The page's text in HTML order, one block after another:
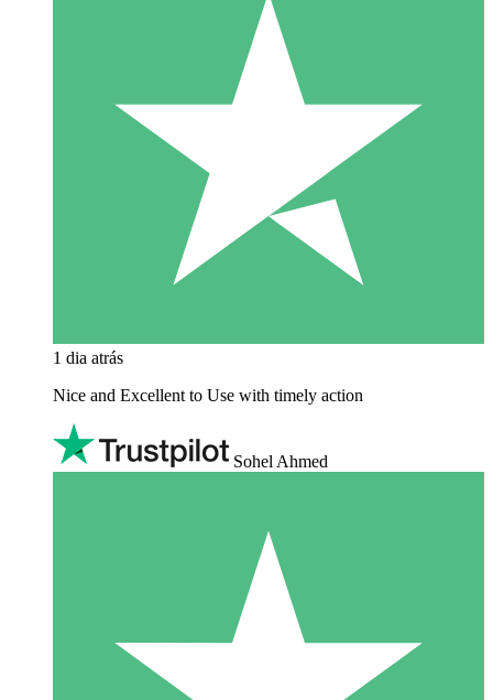
1 dia atrás
Nice and Excellent to Use with timely action
Sohel Ahmed